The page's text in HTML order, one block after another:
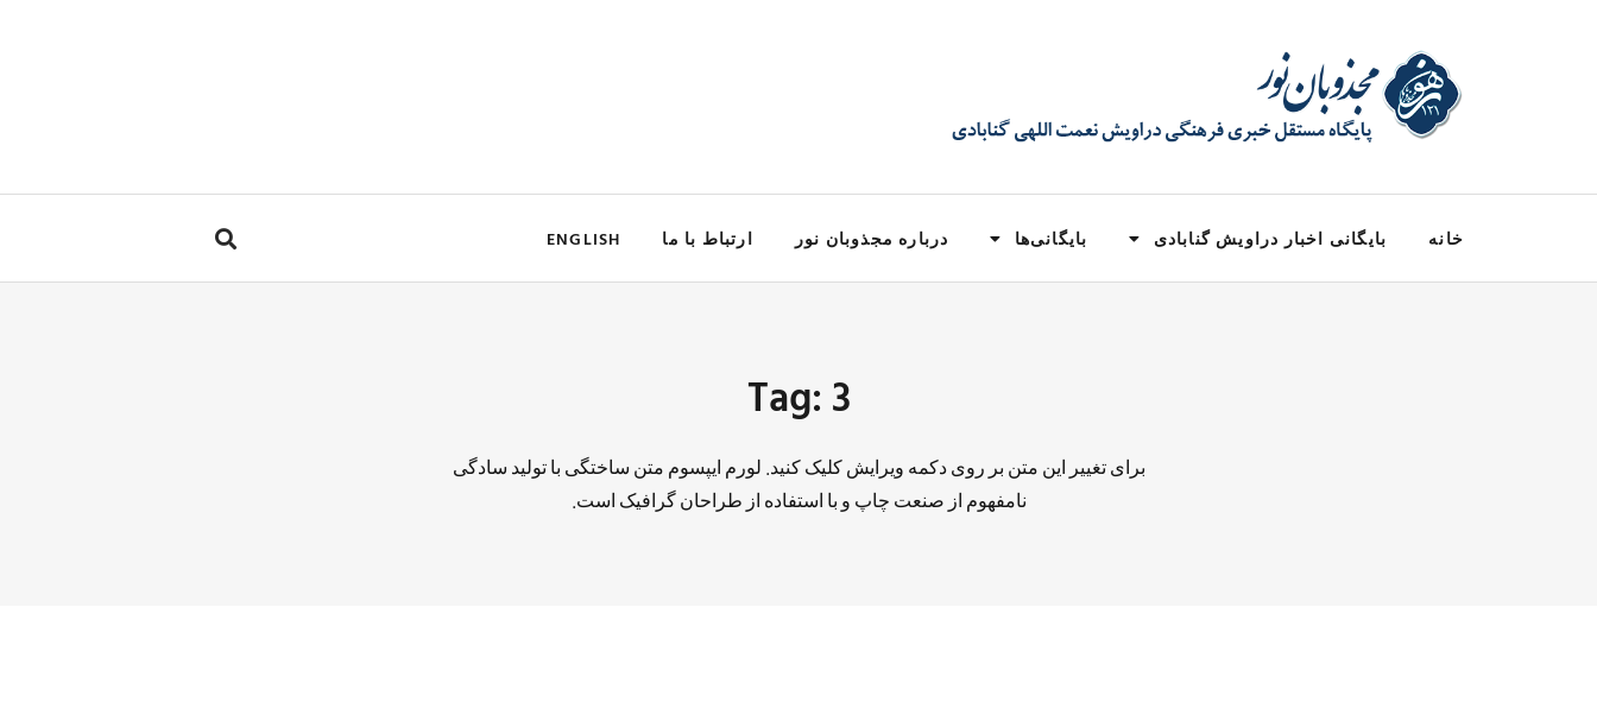
خانه بایگانی اخبار دراویش گنابادی بایگانی‌ها درباره مجذوبان نور ارتباط با ما ENGLISH
Tag: 3
برای تغییر این متن بر روی دکمه ویرایش کلیک کنید. لورم ایپسوم متن ساختگی با تولید سادگی
نامفهوم از صنعت چاپ و با استفاده از طراحان گرافیک است.